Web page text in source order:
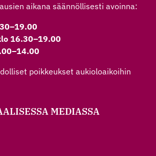
aikana säännöllisesti avoinna:
16.30–19.00
poikkeukset aukioloaikoihin
MEDIASSA